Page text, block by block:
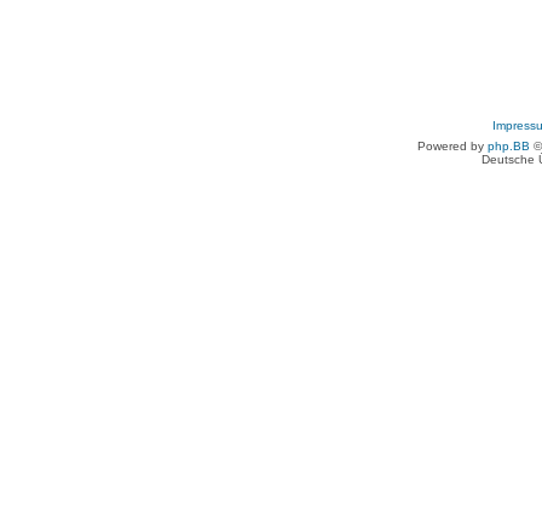
Powered by php.BB
Deutsche